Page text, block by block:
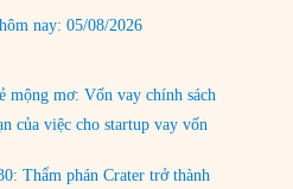
MORE
nay: 05/08/2026
mộng mơ: Vốn vay chính sách
của việc cho startup vay vốn
Thẩm phán Crater trở thành